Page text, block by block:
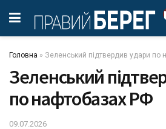
Головна » Зеленський підтвердив удари по
Зеленський
по нафтобазах РФ
09.07.2026